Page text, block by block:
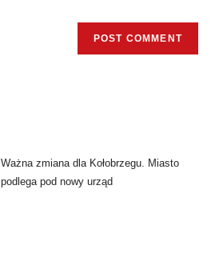
Ważna zmiana dla Kołobrzegu. Miasto
podlega pod nowy urząd